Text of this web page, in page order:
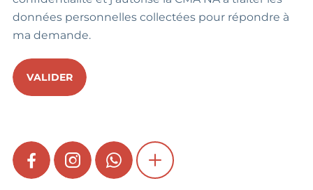
données personnelles collectées pour répondre à
ma demande.
VALIDER
FACEBOOKINSTAGRAMWHATSAPPSHOW MORE